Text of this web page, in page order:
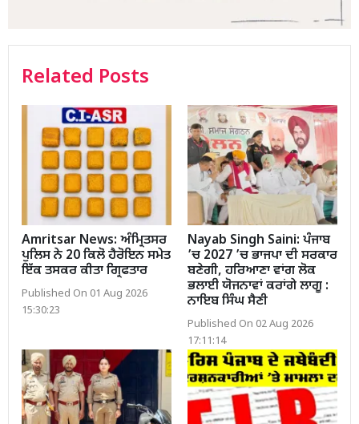
Related Posts
Amritsar News: ਅੰਮ੍ਰਿਤਸਰ
ਪੁਲਿਸ ਨੇ 20 ਕਿਲੋ ਹੈਰੋਇਨ ਸਮੇਤ
ਇੱਕ ਤਸਕਰ ਕੀਤਾ ਗ੍ਰਿਫਤਾਰ
Published On 01 Aug 2026
15:30:23
Nayab Singh Saini: ਪੰਜਾਬ
’ਚ 2027 ’ਚ ਭਾਜਪਾ ਦੀ ਸਰਕਾਰ
ਬਣੇਗੀ, ਹਰਿਆਣਾ ਵਾਂਗ ਲੋਕ
ਭਲਾਈ ਯੋਜਨਾਵਾਂ ਕਰਾਂਗੇ ਲਾਗੂ :
ਨਾਇਬ ਸਿੰਘ ਸੈਣੀ
Published On 02 Aug 2026
17:11:14